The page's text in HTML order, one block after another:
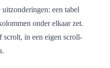
een tabel
onder elkaar zet.
scrolt, in een eigen scroll-